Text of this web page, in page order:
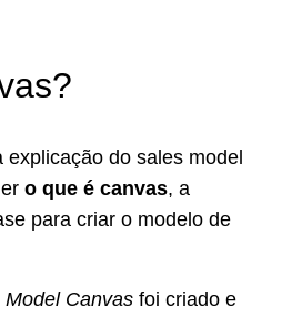
do sales model
o que é canvas, a
para criar o modelo de
Model Canvas foi criado e